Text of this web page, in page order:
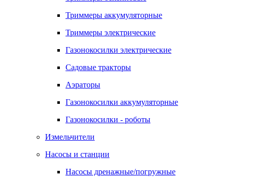
Триммеры аккумуляторные
Триммеры электрические
Газонокосилки электрические
Садовые тракторы
Аэраторы
Газонокосилки аккумуляторные
Газонокосилки - роботы
Измельчители
Насосы и станции
Насосы дренажные/погружные